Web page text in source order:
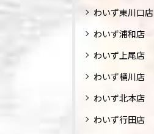
わいず東川口店
わいず浦和店
わいず上尾店
わいず桶川店
わいず北本店
わいず行田店